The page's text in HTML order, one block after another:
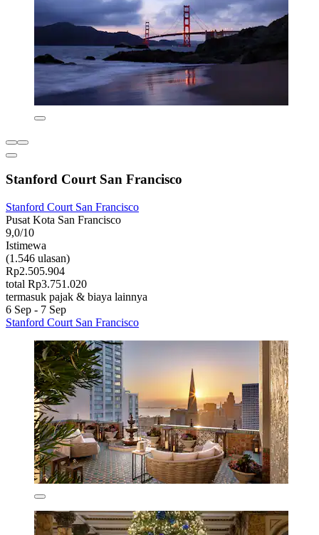
Stanford Court San Francisco
Stanford Court San Francisco
Pusat Kota San Francisco
9,0/10
Istimewa
(1.546 ulasan)
Rp2.505.904
total Rp3.751.020
termasuk pajak & biaya lainnya
6 Sep - 7 Sep
Stanford Court San Francisco